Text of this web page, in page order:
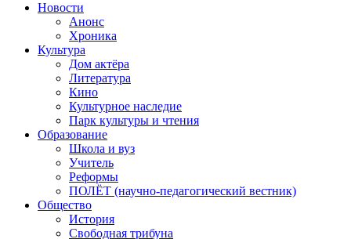
Новости
Анонс
Хроника
Культура
Дом актёра
Литература
Кино
Культурное наследие
Парк культуры и чтения
Образование
Школа и вуз
Учитель
Реформы
ПОЛЁТ (научно-педагогический вестник)
Общество
История
Свободная трибуна